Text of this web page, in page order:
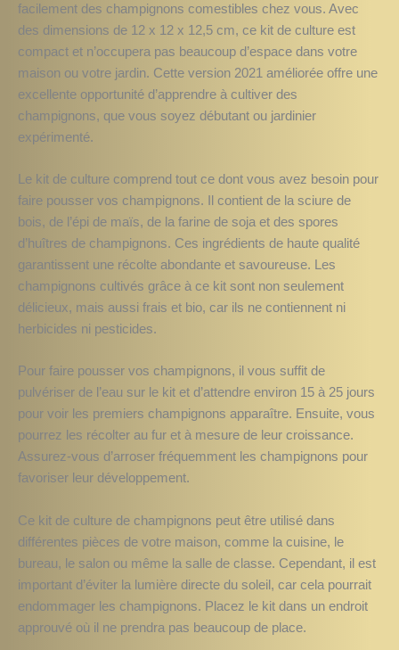
facilement des champignons comestibles chez vous. Avec
des dimensions de 12 x 12 x 12,5 cm, ce kit de culture est
compact et n’occupera pas beaucoup d’espace dans votre
maison ou votre jardin. Cette version 2021 améliorée offre une
excellente opportunité d’apprendre à cultiver des
champignons, que vous soyez débutant ou jardinier
expérimenté.
Le kit de culture comprend tout ce dont vous avez besoin pour
faire pousser vos champignons. Il contient de la sciure de
bois, de l’épi de maïs, de la farine de soja et des spores
d’huîtres de champignons. Ces ingrédients de haute qualité
garantissent une récolte abondante et savoureuse. Les
champignons cultivés grâce à ce kit sont non seulement
délicieux, mais aussi frais et bio, car ils ne contiennent ni
herbicides ni pesticides.
Pour faire pousser vos champignons, il vous suffit de
pulvériser de l’eau sur le kit et d’attendre environ 15 à 25 jours
pour voir les premiers champignons apparaître. Ensuite, vous
pourrez les récolter au fur et à mesure de leur croissance.
Assurez-vous d’arroser fréquemment les champignons pour
favoriser leur développement.
Ce kit de culture de champignons peut être utilisé dans
différentes pièces de votre maison, comme la cuisine, le
bureau, le salon ou même la salle de classe. Cependant, il est
important d’éviter la lumière directe du soleil, car cela pourrait
endommager les champignons. Placez le kit dans un endroit
approuvé où il ne prendra pas beaucoup de place.